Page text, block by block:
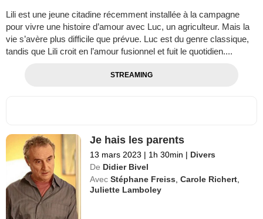
Lili est une jeune citadine récemment installée à la campagne
pour vivre une histoire d’amour avec Luc, un agriculteur. Mais la
vie s’avère plus difficile que prévue. Luc est du genre classique,
tandis que Lili croit en l’amour fusionnel et fuit le quotidien....
STREAMING
Je hais les parents
13 mars 2023 | 1h 30min | Divers
De Didier Bivel
Avec Stéphane Freiss,Carole Richert,
Juliette Lamboley